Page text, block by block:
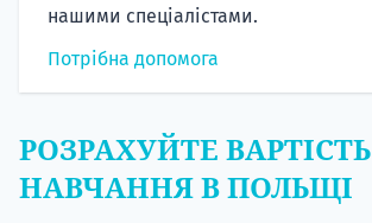
нашими спеціалістами.
Потрібна допомога
РОЗРАХУЙТЕ ВАРТІСТЬ
НАВЧАННЯ В ПОЛЬЩІ